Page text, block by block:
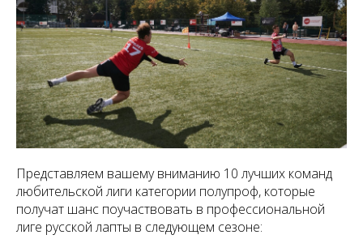
Представляем вашему вниманию 10 лучших команд
любительской лиги категории полупроф, которые
получат шанс поучаствовать в профессиональной
лиге русской лапты в следующем сезоне: